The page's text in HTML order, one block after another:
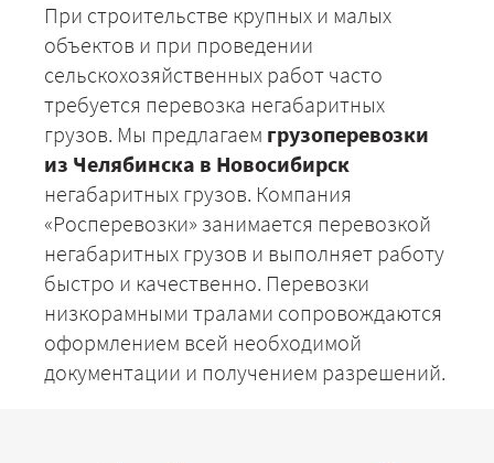
При строительстве крупных и малых
объектов и при проведении
сельскохозяйственных работ часто
требуется перевозка негабаритных
грузов. Мы предлагаем грузоперевозки
из Челябинска в Новосибирск
негабаритных грузов. Компания
«Росперевозки» занимается перевозкой
негабаритных грузов и выполняет работу
быстро и качественно. Перевозки
низкорамными тралами сопровождаются
оформлением всей необходимой
документации и получением разрешений.